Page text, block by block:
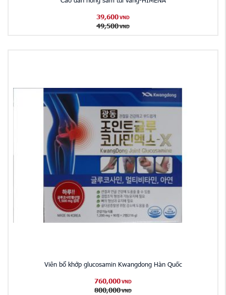
39,600 VND
49,500 VND
Viên bổ khớp glucosamin Kwangdong Hàn Quốc
760,000 VND
800,000 VND